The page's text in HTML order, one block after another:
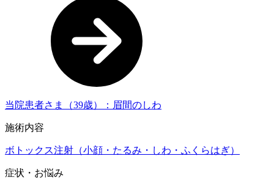
当院患者さま（39歳）：眉間のしわ
施術内容
ボトックス注射（小顔・たるみ・しわ・ふくらはぎ）
症状・お悩み